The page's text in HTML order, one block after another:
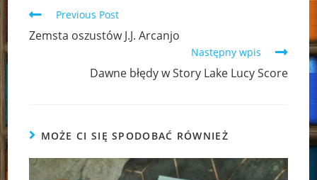
Read
articles
Previous Post
Zemsta oszustów J.J. Arcanjo
Następny wpis
Dawne błędy w Story Lake Lucy Score
MOŻE CI SIĘ SPODOBAĆ RÓWNIEŻ